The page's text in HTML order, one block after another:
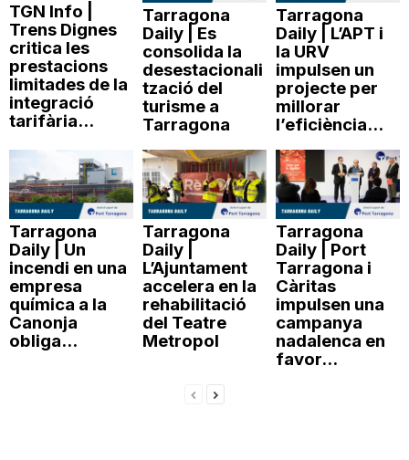
TGN Info |
Trens Dignes
critica les
prestacions
limitades de la
integració
tarifària...
Tarragona
Daily | Es
consolida la
desestacionali
tzació del
turisme a
Tarragona
Tarragona
Daily | L’APT i
la URV
impulsen un
projecte per
millorar
l’eficiència...
Tarragona
Daily | Un
incendi en una
empresa
química a la
Canonja
obliga...
Tarragona
Daily |
L’Ajuntament
accelera en la
rehabilitació
del Teatre
Metropol
Tarragona
Daily | Port
Tarragona i
Càritas
impulsen una
campanya
nadalenca en
favor...